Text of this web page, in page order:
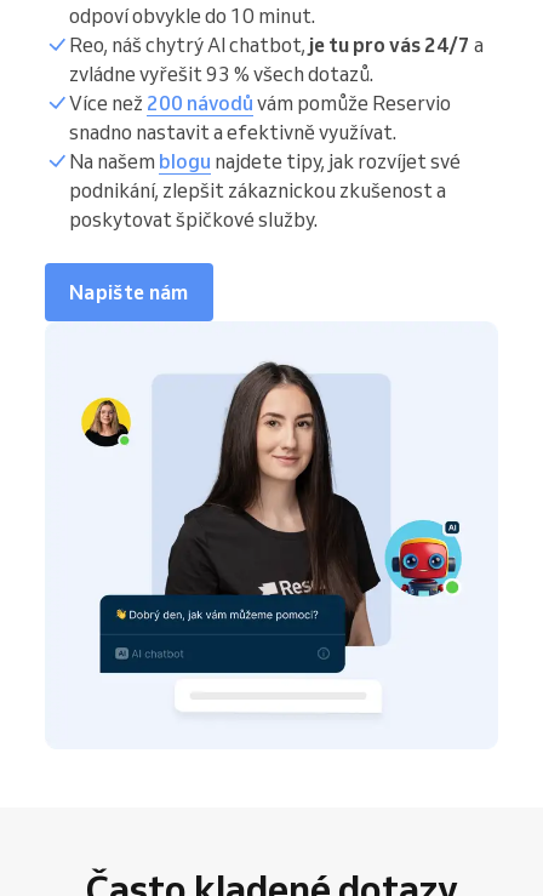
odpoví obvykle do 10 minut.
Reo, náš chytrý AI chatbot, je tu pro vás 24/7 a
zvládne vyřešit 93 % všech dotazů.
Více než 200 návodů vám pomůže Reservio
snadno nastavit a efektivně využívat.
Na našem blogu najdete tipy, jak rozvíjet své
podnikání, zlepšit zákaznickou zkušenost a
poskytovat špičkové služby.
Napište nám